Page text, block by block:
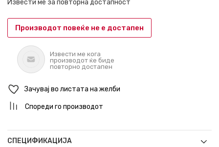
Извести ме за повторна достапност
Производот повеќе не е достапен
Извести ме кога
производот ќе биде
повторно достапен
Зачувај во листата на желби
Спореди го производот
СПЕЦИФИКАЦИЈА